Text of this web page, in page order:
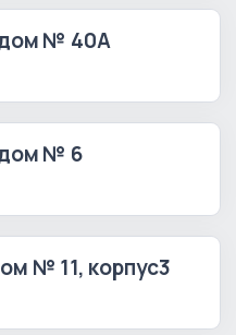
дом № 40А
№ 6
№ 11, корпус3